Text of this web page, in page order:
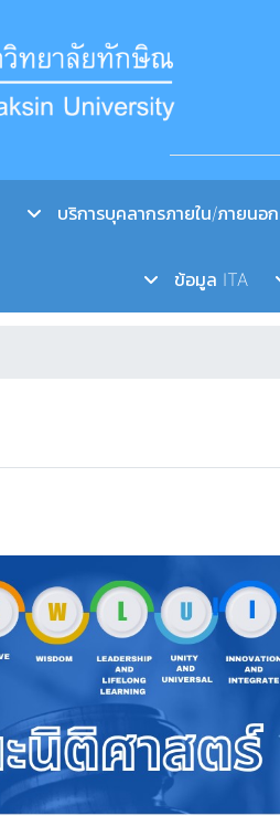
บริการบุคลากรภายใน/ภายนอก
ข้อมูล ITA